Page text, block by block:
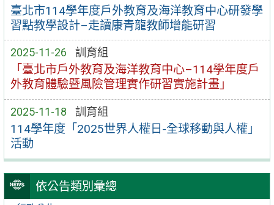
臺北市114學年度戶外教育及海洋教育中心研發學
習點教學設計–走讀康青龍教師增能研習
2025-11-26 訓育組
「臺北市戶外教育及海洋教育中心–114學年度戶
外教育體驗暨風險管理實作研習實施計畫」
2025-11-18 訓育組
114學年度「2025世界人權日-全球移動與人權」
活動
依公告類別彙總